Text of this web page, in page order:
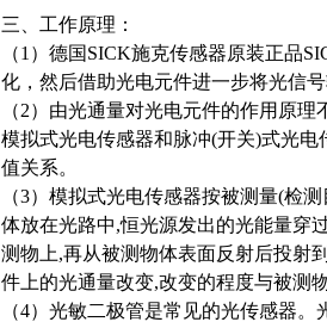
三、工作原理：
（1）德国SICK施克传感器原装正品
化，然后借助光电元件进一步将光信
（2）由光通量对光电元件的作用原
模拟式光电传感器和脉冲(开关)式光
值关系。
（3）模拟式光电传感器按被测量(检
体放在光路中,恒光源发出的光能量穿
测物上,再从被测物体表面反射后投射
件上的光通量改变,改变的程度与被测
（4）光敏二极管是常见的光传感器